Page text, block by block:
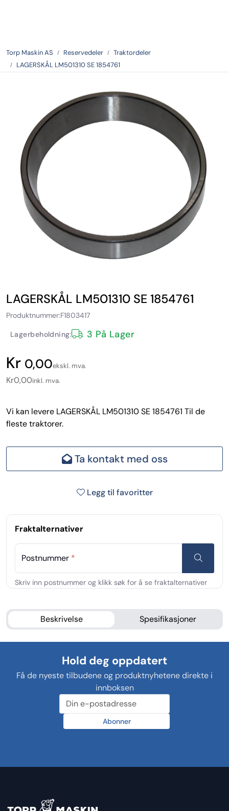
Torp Maskin AS Reservedeler
Traktordeler
LAGERSKÅL LM501310 SE 1854761
LAGERSKÅL LM501310 SE 1854761
Produktnummer:F1803417
Lagerbeholdning: 3 På Lager
0,00ekskl. mva.
Kr0,00inkl. mva.
Ta kontakt med oss
Legg til favoritter
Vi kan levere LAGERSKÅL LM501310 SE 1854761 Til de
fleste traktorer.
Fraktalternativer
Postnummer *
Beskrivelse Spesifikasjoner
Hold deg oppdatert
Få de nyeste tilbudene og produktnyhetene direkte i
innboksen
Abonner